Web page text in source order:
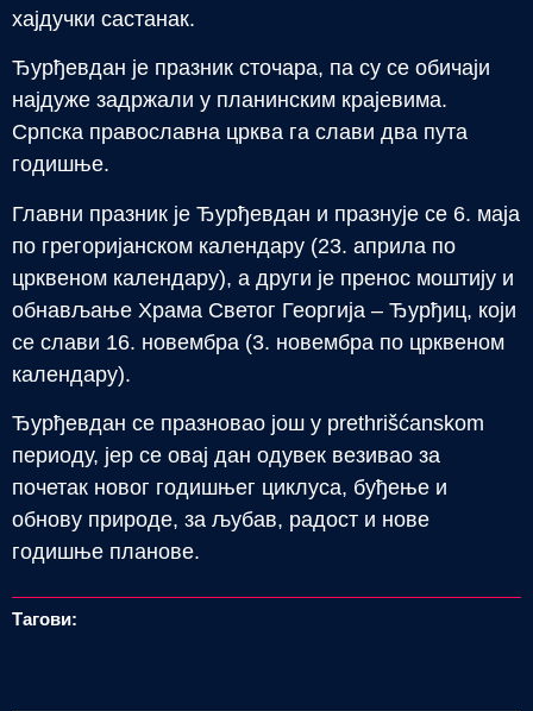
хајдучки састанак.
Ђурђевдан је празник сточара, па су се обичаји
најдуже задржали у планинским крајевима.
Српска православна црква га слави два пута
годишње.
Главни празник је Ђурђевдан и празнује се 6. маја
по грегоријанском календару (23. априла по
црквеном календару), а други је пренос моштију и
обнављање Храма Светог Георгија – Ђурђиц, који
се слави 16. новембра (3. новембра по црквеном
календару).
Ђурђевдан се празновао још у prethrišćanskom
периоду, јер се овај дан одувек везивао за
почетак новог годишњег циклуса, буђење и
обнову природе, за љубав, радост и нове
годишње планове.
Тагови: